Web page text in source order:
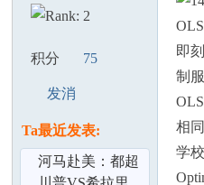
积分 75
发消
Ta最近发表:
河马赴美：都超
即
制
相
学